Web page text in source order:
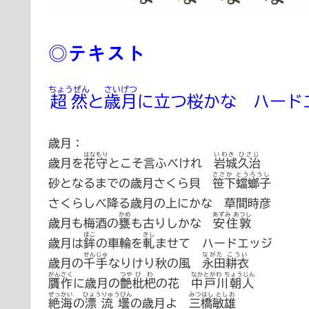
◎テキスト
超然
ちょうぜん
と歳月
さいげつ
に立つ桜かな ハード
歳月：
歳月を花守
はなもり
とこそ言ふべけれ 岩城久治
いわき ひさじ
砂となるまでの歳月さくら貝 笹下蟷螂子
ささか とうろうし
さくらしべ降る歳月の上にかな 草間時彦
歳月も梅酒の甕
かめ
も古りしかな 安住敦
あずみ あつし
歳月は鉾
ほこ
の車輪を軋
きし
ませて ハードエッジ
歳月の千手
せんじゅ
なりけり秋の風 永田耕衣
ながた こうい
贋作
がんさく
に歳月の艶
つや
枇杷
びわ
の花 中戸川朝人
なかとがわ ちょうじん
絶海
ぜっかい
の漂流壜
ひょうりゅうびん
の歳月よ 三橋敏雄
みつはし としお